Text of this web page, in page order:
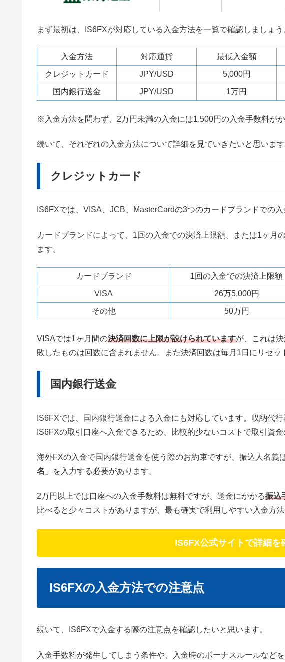
まず最初は、IS6FXが対応している入金方法を一覧で確認しましょう
入金方法 対応通貨 最低入金額
クレジットカード JPY/USD 5,000円
国内銀行送金 JPY/USD 1万円
※入金方法を問わず、2万円未満の入金には1,500円の入金手数料がか
続いて、それぞれの入金方法について詳細を見ていきたいと思います
クレジットカード
IS6FXでは、VISA、JCB、MasterCardの3つのカードブランドでの入
カードブランドによって、1回の入金での決済上限額、または1ヶ月
ます。
カードブランド 1回の入金での決済上限額
VISA 26万5,000円
その他 50万円
VISAでは1ヶ月間の決済回数に上限が設けられていますが、これは
敗したものは回数に含まれません。また決済回数は毎月1日にリセッ
国内銀行送金
IS6FXでは、国内銀行送金による入金にも対応しています。収納代
IS6FXの取引口座へ入金できるため、比較的少ないコストで取引資金
海外FXの入金で国内銀行送金を使う際のお約束ですが、振込人名義
名 」を入力する必要があります。
2万円以上では口座への入金手数料は無料ですが、送金にかかる振込
比べると少々コストがありますが、最も確実で利用しやすい入金方法
IS6FX公式サイトで詳細を
IS6FXの入金方法での注意点
続いて、IS6FXで入金する際の注意点を確認したいと思います。
入金手数料が発生してしまう条件や、入金時のボーナスルールなど